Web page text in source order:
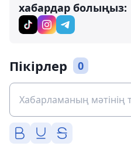
хабардар болыңыз:
Пікірлер 0